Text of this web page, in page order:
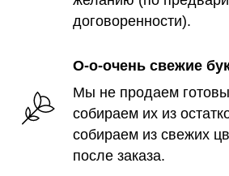
договоренности).
О-о-очень свежие
Мы не продаем
собираем их из
собираем из свежих
после заказа.